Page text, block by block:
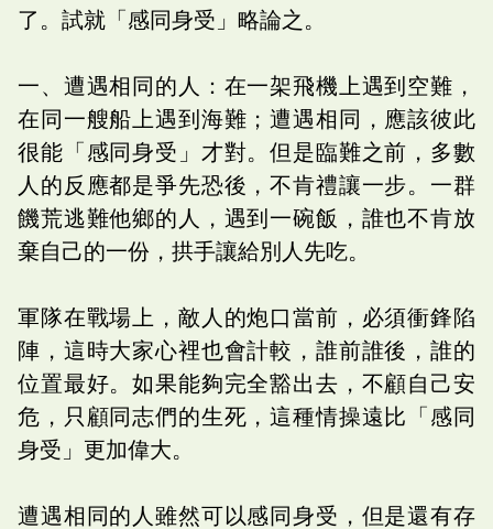
了。試就「感同身受」略論之。
一、遭遇相同的人：在一架飛機上遇到空難，
在同一艘船上遇到海難；遭遇相同，應該彼此
很能「感同身受」才對。但是臨難之前，多數
人的反應都是爭先恐後，不肯禮讓一步。一群
饑荒逃難他鄉的人，遇到一碗飯，誰也不肯放
棄自己的一份，拱手讓給別人先吃。
軍隊在戰場上，敵人的炮口當前，必須衝鋒陷
陣，這時大家心裡也會計較，誰前誰後，誰的
位置最好。如果能夠完全豁出去，不顧自己安
危，只顧同志們的生死，這種情操遠比「感同
身受」更加偉大。
遭遇相同的人雖然可以感同身受，但是還有存